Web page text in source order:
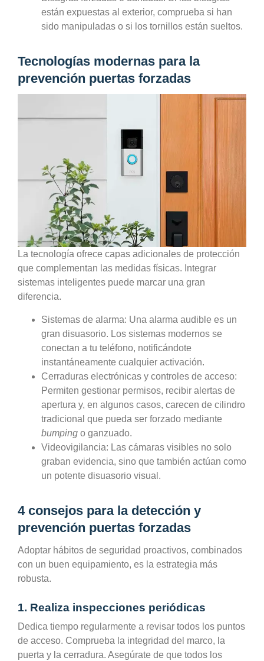
están expuestas al exterior, comprueba si han
sido manipuladas o si los tornillos están sueltos.
Tecnologías modernas para la
prevención puertas forzadas
La tecnología ofrece capas adicionales de protección
que complementan las medidas físicas. Integrar
sistemas inteligentes puede marcar una gran
diferencia.
Sistemas de alarma: Una alarma audible es un
gran disuasorio. Los sistemas modernos se
conectan a tu teléfono, notificándote
instantáneamente cualquier activación.
Cerraduras electrónicas y controles de acceso:
Permiten gestionar permisos, recibir alertas de
apertura y, en algunos casos, carecen de cilindro
tradicional que pueda ser forzado mediante
bumping o ganzuado.
Videovigilancia: Las cámaras visibles no solo
graban evidencia, sino que también actúan como
un potente disuasorio visual.
4 consejos para la detección y
prevención puertas forzadas
Adoptar hábitos de seguridad proactivos, combinados
con un buen equipamiento, es la estrategia más
robusta.
1. Realiza inspecciones periódicas
Dedica tiempo regularmente a revisar todos los puntos
de acceso. Comprueba la integridad del marco, la
puerta y la cerradura. Asegúrate de que todos los